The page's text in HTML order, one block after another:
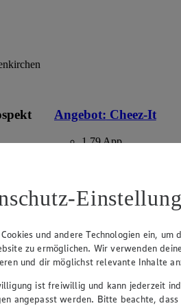
Angebot: Cheez-It
1.79App
versch. Sorten, je 120 g
und andere Technologien ein,
zu ermöglichen. Wir verwenden
und dir möglichst relevante Inhalte
ist freiwillig und kann jederzeit
angepasst werden. Bitte beachte,